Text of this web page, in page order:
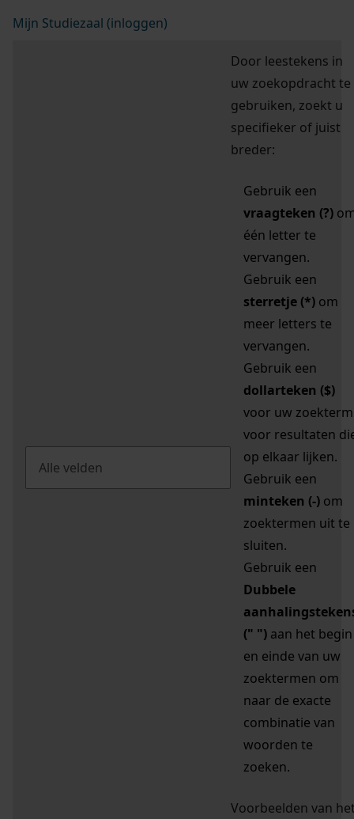
Mijn Studiezaal (inloggen)
Door leestekens in
uw zoekopdracht te
gebruiken, zoekt u
specifieker of juist
breder:
Gebruik een
vraagteken (?)
één letter te
vervangen.
Gebruik een
sterretje (*) om
meer letters te
vervangen.
Gebruik een
dollarteken ($)
voor uw zoekterm
voor resultaten
op elkaar lijken.
Gebruik een
minteken (-) om
zoektermen uit te
sluiten.
Gebruik een
Dubbele
(" ") aan het begin
en einde van uw
zoektermen om
naar de exacte
combinatie van
woorden te
zoeken.
Voorbeelden van